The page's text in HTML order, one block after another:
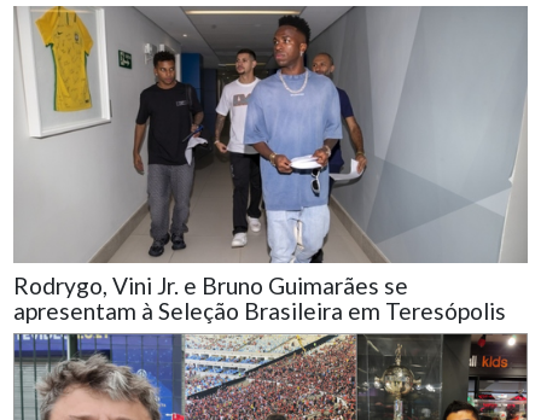
Rodrygo, Vini Jr. e Bruno Guimarães se
apresentam à Seleção Brasileira em Teresópolis